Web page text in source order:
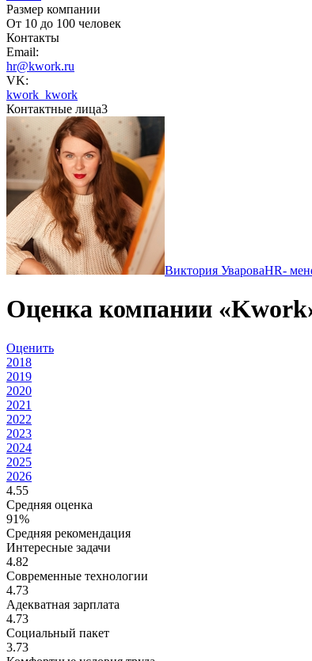
Размер компании
От 10 до 100 человек
Контакты
Email:
hr@kwork.ru
VK:
kwork_kwork
Контактные лица3
Виктория УвароваHR-
Оценка компании
Оценить
2018
2019
2020
2021
2022
2023
2024
2025
2026
4.55
Средняя оценка
91%
Средняя рекомендация
Интересные задачи
4.82
Современные технологии
4.73
Адекватная зарплата
4.73
Социальный пакет
3.73